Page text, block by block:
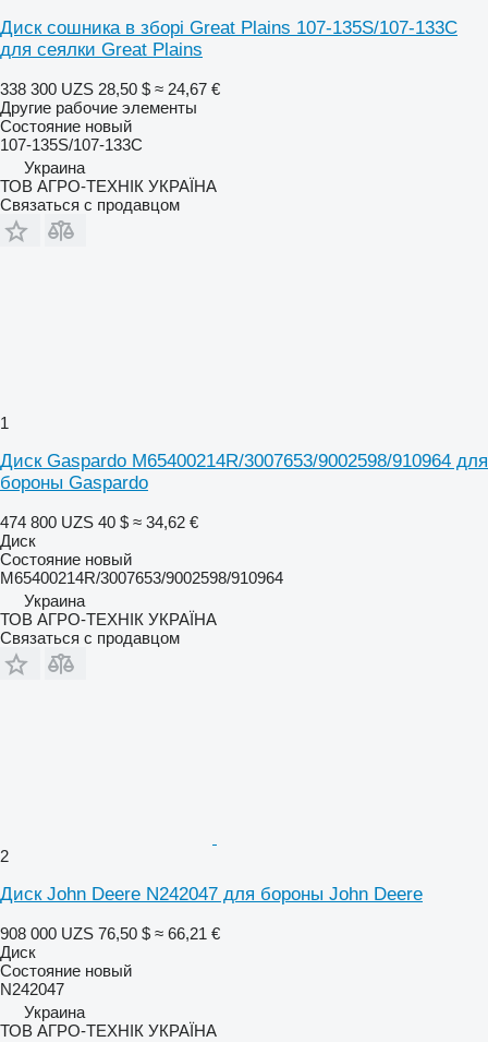
Диск сошника в зборі Great Plains 107-135S/107-133C
для сеялки Great Plains
338 300 UZS 28,50 $ ≈ 24,67 €
Другие рабочие элементы
Состояние новый
107-135S/107-133C
Украина
ТОВ АГРО-ТЕХНІК УКРАЇНА
Связаться с продавцом
1
Диск Gaspardo M65400214R/3007653/9002598/910964 для
бороны Gaspardo
474 800 UZS 40 $ ≈ 34,62 €
Диск
Состояние новый
M65400214R/3007653/9002598/910964
Украина
ТОВ АГРО-ТЕХНІК УКРАЇНА
Связаться с продавцом
2
Диск John Deere N242047 для бороны John Deere
908 000 UZS 76,50 $ ≈ 66,21 €
Диск
Состояние новый
N242047
Украина
ТОВ АГРО-ТЕХНІК УКРАЇНА